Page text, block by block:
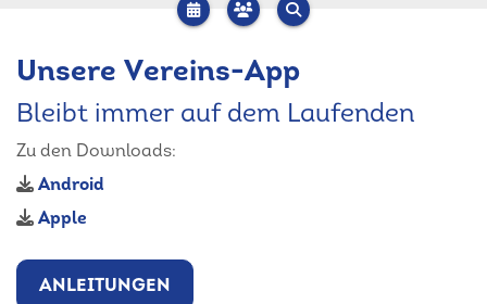
Unsere Vereins-App
Bleibt immer auf dem Laufenden
Zu den Downloads:
Android
Apple
ANLEITUNGEN